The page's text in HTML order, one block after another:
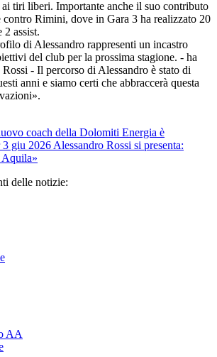
tiri liberi. Importante anche il suo contributo
Rimini, dove in Gara 3 ha realizzato 20
assist.
di Alessandro rappresenti un incastro
del club per la prossima stagione. - ha
- Il percorso di Alessandro è stato di
anni e siamo certi che abbraccerà questa
coach della Dolomiti Energia è
3 giu 2026 Alessandro Rossi si presenta:
delle notizie:
AA